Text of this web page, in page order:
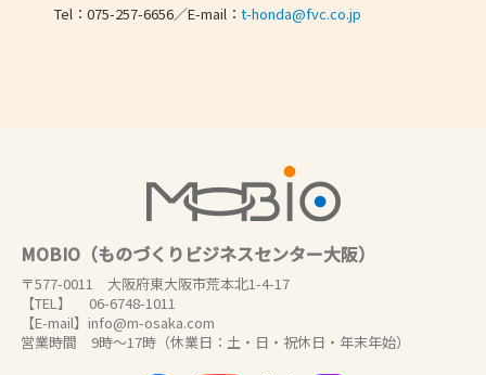
Tel：075-257-6656／E-mail：t-honda@fvc.co.jp
MOBIO（ものづくりビジネスセンター大阪）
〒577-0011 大阪府東大阪市荒本北1-4-17
【TEL】 06-6748-1011
【E-mail】info@m-osaka.com
営業時間 9時～17時（休業日：土・日・祝休日・年末年始）